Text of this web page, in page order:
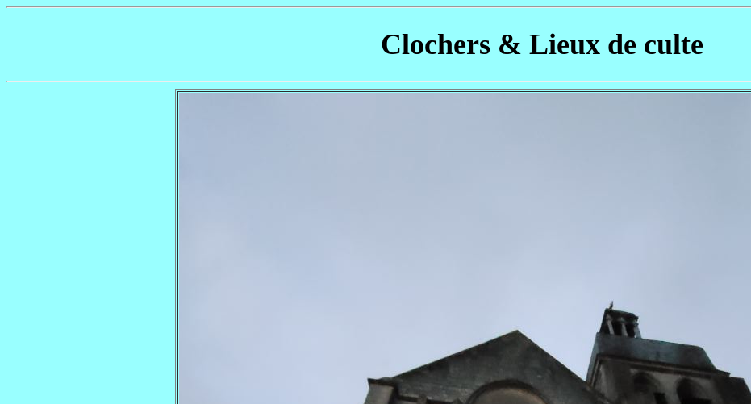
Clochers & Lieux de culte